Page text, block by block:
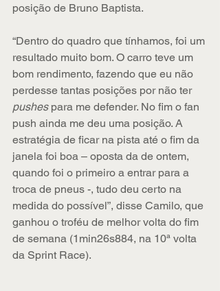
posição de Bruno Baptista.
“Dentro do quadro que tínhamos, foi um
resultado muito bom. O carro teve um
bom rendimento, fazendo que eu não
perdesse tantas posições por não ter
pushes para me defender. No fim o fan
push ainda me deu uma posição. A
estratégia de ficar na pista até o fim da
janela foi boa – oposta da de ontem,
quando foi o primeiro a entrar para a
troca de pneus -, tudo deu certo na
medida do possível”, disse Camilo, que
ganhou o troféu de melhor volta do fim
de semana (1min26s884, na 10ª volta
da Sprint Race).